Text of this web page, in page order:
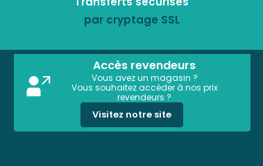
par cryptage SSL
Accès revendeurs
Vous avez un magasin ?
Vous souhaitez accéder à nos prix
revendeurs ?
Visitez notre site